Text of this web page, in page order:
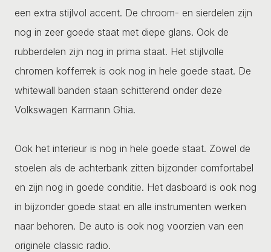
een extra stijlvol accent. De chroom- en sierdelen zijn
nog in zeer goede staat met diepe glans. Ook de
rubberdelen zijn nog in prima staat. Het stijlvolle
chromen kofferrek is ook nog in hele goede staat. De
whitewall banden staan schitterend onder deze
Volkswagen Karmann Ghia.
Ook het interieur is nog in hele goede staat. Zowel de
stoelen als de achterbank zitten bijzonder comfortabel
en zijn nog in goede conditie. Het dasboard is ook nog
in bijzonder goede staat en alle instrumenten werken
naar behoren. De auto is ook nog voorzien van een
originele classic radio.